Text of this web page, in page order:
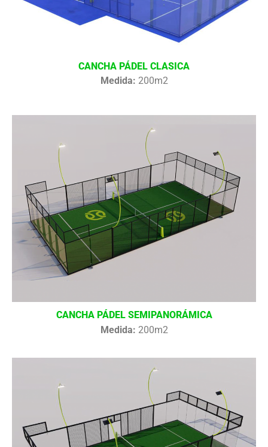
CANCHA PÁDEL CLASICA
Medida: 200m2
CANCHA PÁDEL SEMIPANORÁMICA
Medida: 200m2